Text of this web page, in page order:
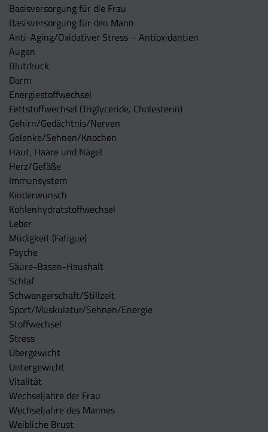
Basisversorgung für die Frau
Basisversorgung für den Mann
Anti-Aging/Oxidativer Stress – Antioxidantien
Augen
Blutdruck
Darm
Energiestoffwechsel
Fettstoffwechsel (Triglyceride, Cholesterin)
Gehirn/Gedächtnis/Nerven
Gelenke/Sehnen/Knochen
Haut, Haare und Nägel
Herz/Gefäße
Immunsystem
Kinderwunsch
Kohlenhydratstoffwechsel
Leber
Müdigkeit (Fatigue)
Psyche
Säure-Basen-Haushalt
Schlaf
Schwangerschaft/Stillzeit
Sport/Muskulatur/Sehnen/Energie
Stoffwechsel
Stress
Übergewicht
Untergewicht
Vitalität
Wechseljahre der Frau
Wechseljahre des Mannes
Weibliche Brust